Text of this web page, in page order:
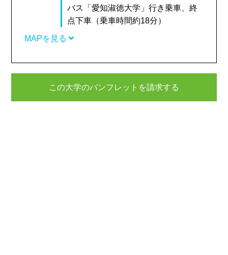
バス「愛知淑徳大学」行き乗車、終
点下車（乗車時間約18分）
MAPを見る
この大学のパンフレットを請求する